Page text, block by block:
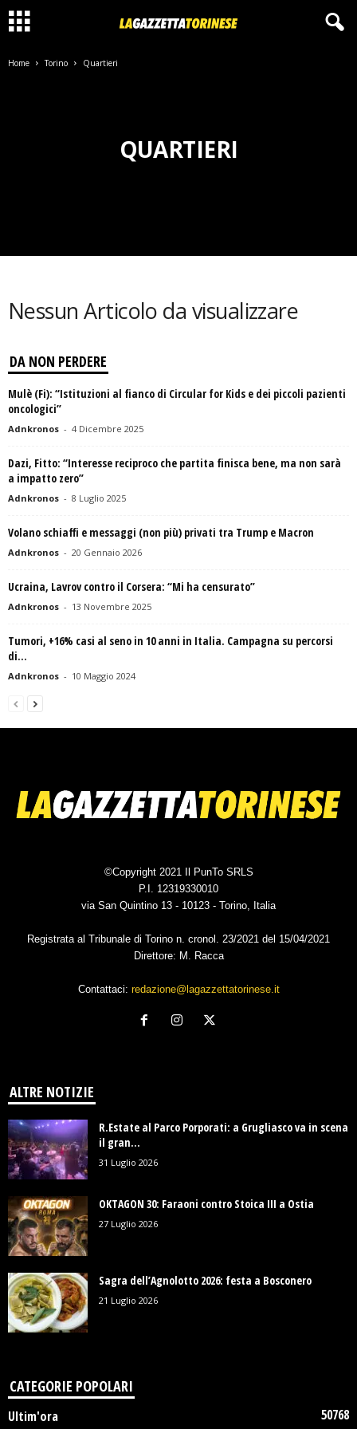
Home Torino Quartieri
QUARTIERI
Nessun Articolo da visualizzare
DA NON PERDERE
Mulè (Fi): “Istituzioni al fianco di Circular for Kids e dei piccoli pazienti
oncologici”
Adnkronos - 4 Dicembre 2025
Dazi, Fitto: “Interesse reciproco che partita finisca bene, ma non sarà
a impatto zero”
Adnkronos - 8 Luglio 2025
Volano schiaffi e messaggi (non più) privati tra Trump e Macron
Adnkronos - 20 Gennaio 2026
Ucraina, Lavrov contro il Corsera: “Mi ha censurato”
Adnkronos - 13 Novembre 2025
Tumori, +16% casi al seno in 10 anni in Italia. Campagna su percorsi
di...
Adnkronos - 10 Maggio 2024
©Copyright 2021 Il PunTo SRLS
P.I. 12319330010
via San Quintino 13 - 10123 - Torino, Italia
Registrata al Tribunale di Torino n. cronol. 23/2021 del 15/04/2021
Direttore: M. Racca
Contattaci: redazione@lagazzettatorinese.it
ALTRE NOTIZIE
R.Estate al Parco Porporati: a Grugliasco va in scena
il gran...
31 Luglio 2026
OKTAGON 30: Faraoni contro Stoica III a Ostia
27 Luglio 2026
Sagra dell’Agnolotto 2026: festa a Bosconero
21 Luglio 2026
CATEGORIE POPOLARI
Ultim'ora 50768